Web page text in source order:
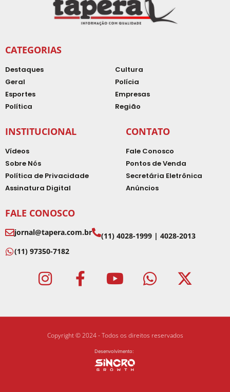
CATEGORIAS
Destaques
Geral
Esportes
Política
Cultura
Polícia
Empresas
Região
INSTITUCIONAL
Vídeos
Sobre Nós
Política de Privacidade
Assinatura Digital
CONTATO
Fale Conosco
Pontos de Venda
Secretária Eletrônica
Anúncios
FALE CONOSCO
jornal@tapera.com.br
(11) 4028-1999 | 4028-2013
(11) 97350-7182
Copyright © 2024 - Todos os direitos reservados
Desenvolvimento: